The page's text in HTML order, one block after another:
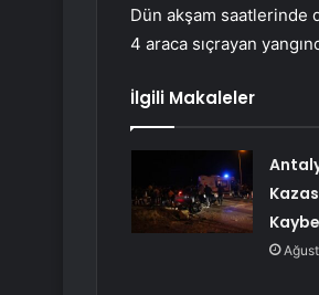
Dün akşam saatlerinde
4 araca sıçrayan
İlgili Makaleler